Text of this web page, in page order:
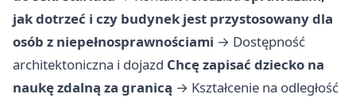
jak dotrzeć i czy budynek jest przystosowany dla
osób z niepełnosprawnościami → Dostępność
architektoniczna i dojazd Chcę zapisać dziecko na
naukę zdalną za granicą → Kształcenie na odległość